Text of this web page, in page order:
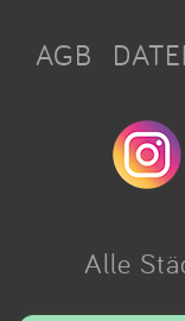
AGB
Alle